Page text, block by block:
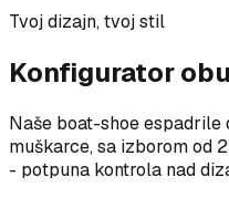
Tvoj dizajn, tvoj stil
Konfigurator
Naše boat-shoe espadrile
muškarce, sa izborom od
- potpuna kontrola nad